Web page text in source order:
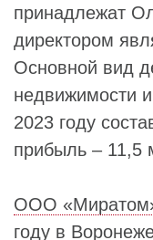
принадлежат
директором
Основной вид
недвижимости
2023 году
прибыль – 11,5
ООО
году в